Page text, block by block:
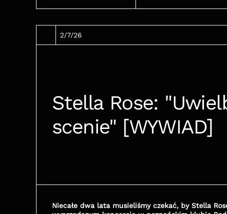
2/7/26
Stella Rose:
scenie" [WYWIAD]
Niecałe dwa lata musieliśmy czekać, by Stella